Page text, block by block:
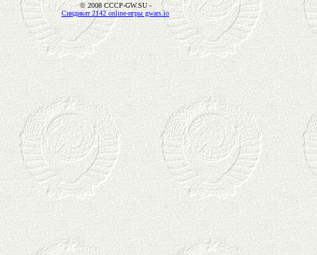
© 2008 CCCP-GW.SU -
Синдикат 2142 online-игры gwars.io